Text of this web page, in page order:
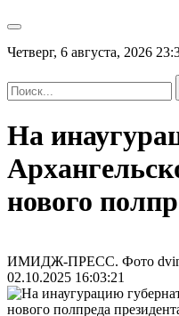
Четверг, 6 августа, 2026
На
нового
ИМИДЖ-ПРЕСС. Фото
02.10.2025 16:03:21